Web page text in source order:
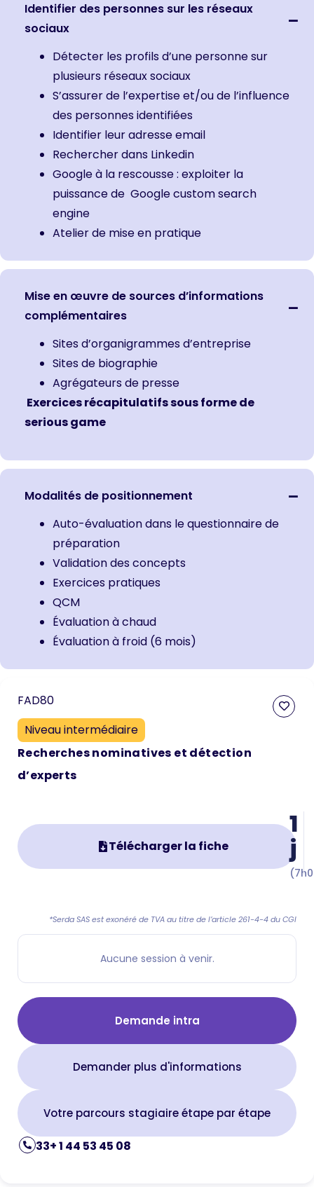
Identifier des personnes sur les réseaux
sociaux
Détecter les profils d’une personne sur
plusieurs réseaux sociaux
S’assurer de l’expertise et/ou de l’influence
des personnes identifiées
Identifier leur adresse email
Rechercher dans Linkedin
Google à la rescousse : exploiter la
puissance de Google custom search
engine
Atelier de mise en pratique
Mise en œuvre de sources d’informations
complémentaires
Sites d’organigrammes d’entreprise
Sites de biographie
Agrégateurs de presse
Exercices récapitulatifs sous forme de
serious game
Modalités de positionnement
Auto-évaluation dans le questionnaire de
préparation
Validation des concepts
Exercices pratiques
QCM
Évaluation à chaud
Évaluation à froid (6 mois)
FAD80
Niveau intermédiaire
Recherches nominatives et détection
d’experts
Télécharger la fiche
1
j
*Serda SAS est exonéré de TVA au titre de l’article 261-4-4 du CGI
Aucune session à venir.
Demande intra
Demander plus d'informations
Votre parcours stagiaire étape par étape
33+ 1 44 53 45 08